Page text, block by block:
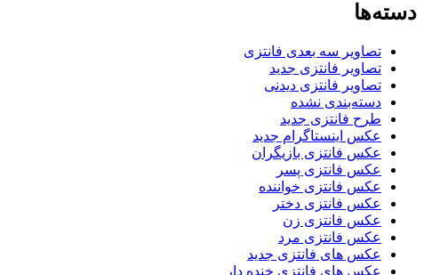
دسته‌ها
تصاویر سه بعدی فانتزی
تصاویر فانتزی جدید
تصاویر فانتزی دیدنی
دسته‌بندی نشده
طرح فانتزی جدید
عکس اینستاگرام جدید
عکس فانتزی بازیگران
عکس فانتزی پسر
عکس فانتزی خواننده
عکس فانتزی دختر
عکس فانتزی زن
عکس فانتزی مرد
عکس های فانتزی جدید
عکس های فانتزی خنده دار